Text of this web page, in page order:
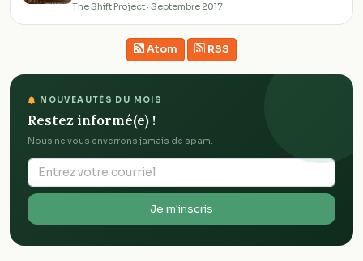
The Shift Project · Septembre 2017
Atom RSS
NOUVEAUTÉS DU MOIS
Restez informé(e) !
Nous ne vous enverrons jamais de spam.
Je m'inscris